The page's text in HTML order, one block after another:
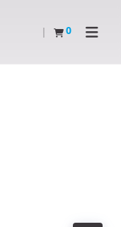
0
查看购物车Open